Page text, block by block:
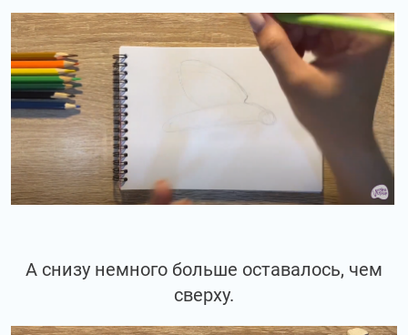
А снизу немного больше оставалось, чем
сверху.